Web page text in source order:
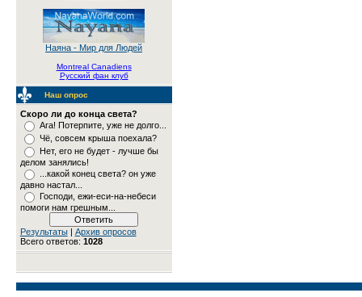
Наяна - Мир для Людей
Montreal Canadiens
Русский фан клуб
Наш опрос
Скоро ли до конца света?
Ага! Потерпите, уже не долго...
Чё, совсем крыша поехала?
Нет, его не будет - лучше бы
делом занялись!
...какой конец света? он уже
давно настал...
Господи, ежи-еси-на-небеси
помоги нам грешным...
Результаты| Архив опросов
Всего ответов: 1028